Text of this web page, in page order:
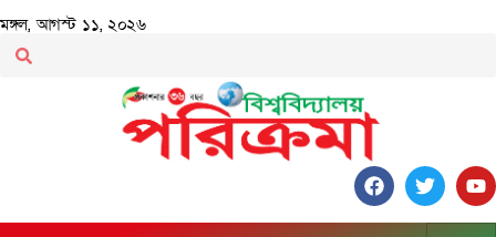
মঙ্গল, আগস্ট ১১, ২০২৬